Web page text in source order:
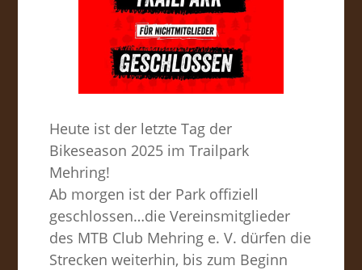
Heute ist der letzte Tag der
Bikeseason 2025 im Trailpark
Mehring!
Ab morgen ist der Park offiziell
geschlossen…die Vereinsmitglieder
des MTB Club Mehring e. V. dürfen die
Strecken weiterhin, bis zum Beginn